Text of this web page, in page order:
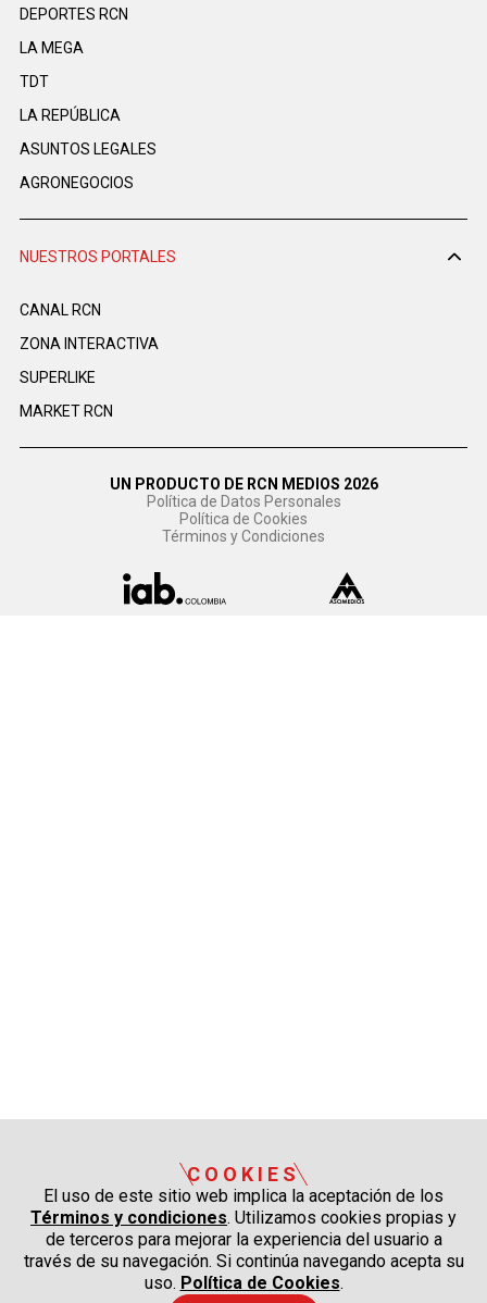
DEPORTES RCN
LA MEGA
TDT
LA REPÚBLICA
ASUNTOS LEGALES
AGRONEGOCIOS
NUESTROS PORTALES
CANAL RCN
ZONA INTERACTIVA
SUPERLIKE
MARKET RCN
UN PRODUCTO DE RCN MEDIOS 2026
Política de Datos Personales
Política de Cookies
Términos y Condiciones
COOKIES
El uso de este sitio web implica la aceptación de los
Términos y condiciones. Utilizamos cookies propias y
de terceros para mejorar la experiencia del usuario a
través de su navegación. Si continúa navegando acepta su
uso. Política de Cookies.